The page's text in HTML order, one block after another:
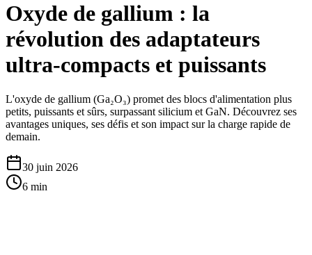
Oxyde de gallium : la
révolution des adaptateurs
ultra-compacts et puissants
L'oxyde de gallium (Ga₂O₃) promet des blocs d'alimentation plus
petits, puissants et sûrs, surpassant silicium et GaN. Découvrez ses
avantages uniques, ses défis et son impact sur la charge rapide de
demain.
30 juin 2026
6 min